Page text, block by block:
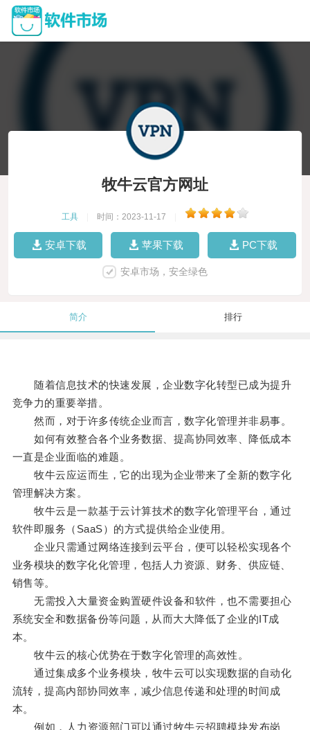
牧牛云官方网址
工具 时间：2023-11-17
安卓下载 苹果下载 PC下载
安卓市场，安全绿色
简介 排行
随着信息技术的快速发展，企业数字化转型已成为提升
竞争力的重要举措。
然而，对于许多传统企业而言，数字化管理并非易事。
如何有效整合各个业务数据、提高协同效率、降低成本
一直是企业面临的难题。
牧牛云应运而生，它的出现为企业带来了全新的数字化
管理解决方案。
牧牛云是一款基于云计算技术的数字化管理平台，通过
软件即服务（SaaS）的方式提供给企业使用。
企业只需通过网络连接到云平台，便可以轻松实现各个
业务模块的数字化化管理，包括人力资源、财务、供应链、
销售等。
无需投入大量资金购置硬件设备和软件，也不需要担心
系统安全和数据备份等问题，从而大大降低了企业的IT成
本。
牧牛云的核心优势在于数字化管理的高效性。
通过集成多个业务模块，牧牛云可以实现数据的自动化
流转，提高内部协同效率，减少信息传递和处理的时间成
本。
例如，人力资源部门可以通过牧牛云招聘模块发布岗